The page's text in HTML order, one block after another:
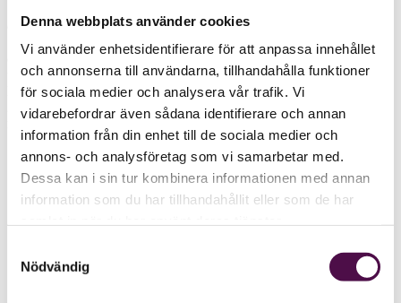
Denna webbplats använder cookies
Vi använder enhetsidentifierare för att anpassa innehållet
och annonserna till användarna, tillhandahålla funktioner
för sociala medier och analysera vår trafik. Vi
vidarebefordrar även sådana identifierare och annan
information från din enhet till de sociala medier och
annons- och analysföretag som vi samarbetar med.
Dessa kan i sin tur kombinera informationen med annan
information som du har tillhandahållit eller som de har
Nödvändig
Gina Wiklund, partner påAspiaoch ansvarig för Accounting
Sweden, tar plats i Aspias koncernledning. Accounting Sweden är
den stora delen i företagetsaccounting -verksamhet som finns
utanför de större städerna, och ett perspektiv som Aspia vill tillföra i
ledningsgruppsrummet, enligt pressmeddelandet. Gina Wiklund har
20 års erfarenhet av branschen. Hon tar plats i koncernledningen
med omedelbar verkan.